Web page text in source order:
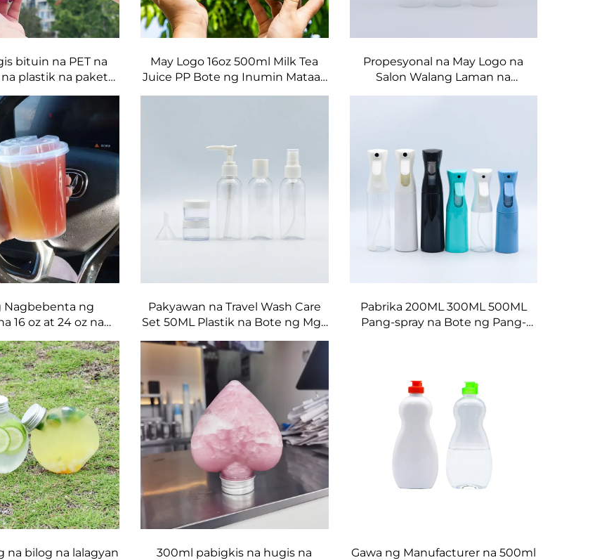
bituin na PET na
plastik na pakete
malikhain na
paborito ng bata
May Logo 16oz 500ml Milk Tea
Juice PP Bote ng Inumin Mataas
Propesyonal na May Logo na
Salon Walang Laman na
Nagbebenta ng
16 oz at 24 oz na
para Dalhin May
2-kwarto na
Boba Cups
Pakyawan na Travel Wash Care
Set 50ML Plastik na Bote ng Mga
Tagagawa ng Pakete para sa Mga
Pangunahing Gamit sa
Paglalakbay
Pabrika 200ML 300ML 500ML
Pang-spray na Bote ng Pang-
na bilog na lalagyan
300ml pabigkis na hugis na
Gawa ng Manufacturer na 500ml